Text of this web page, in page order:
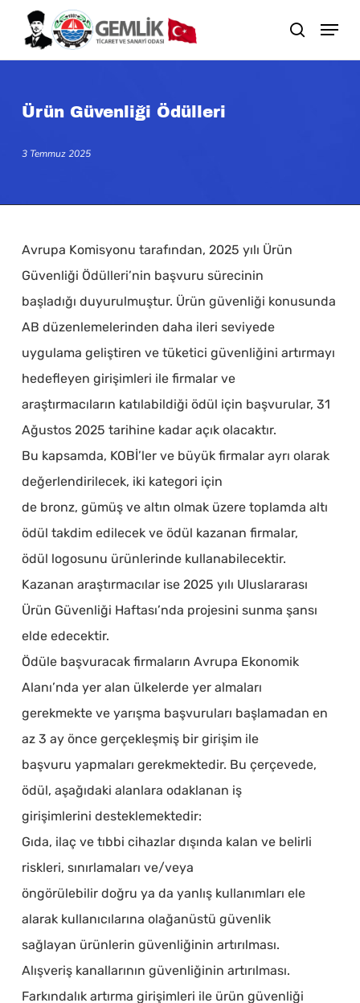
main
search
Ürün Güvenliği Ödülleri
3 Temmuz 2025
Avrupa Komisyonu tarafından, 2025 yılı Ürün
Güvenliği Ödülleri’nin başvuru sürecinin
başladığı duyurulmuştur. Ürün güvenliği konusunda
AB düzenlemelerinden daha ileri seviyede
uygulama geliştiren ve tüketici güvenliğini artırmayı
hedefleyen girişimleri ile firmalar ve
araştırmacıların katılabildiği ödül için başvurular, 31
Ağustos 2025 tarihine kadar açık olacaktır.
Bu kapsamda, KOBİ’ler ve büyük firmalar ayrı olarak
değerlendirilecek, iki kategori için
de bronz, gümüş ve altın olmak üzere toplamda altı
ödül takdim edilecek ve ödül kazanan firmalar,
ödül logosunu ürünlerinde kullanabilecektir.
Kazanan araştırmacılar ise 2025 yılı Uluslararası
Ürün Güvenliği Haftası’nda projesini sunma şansı
elde edecektir.
Ödüle başvuracak firmaların Avrupa Ekonomik
Alanı’nda yer alan ülkelerde yer almaları
gerekmekte ve yarışma başvuruları başlamadan en
az 3 ay önce gerçekleşmiş bir girişim ile
başvuru yapmaları gerekmektedir. Bu çerçevede,
ödül, aşağıdaki alanlara odaklanan iş
girişimlerini desteklemektedir:
Gıda, ilaç ve tıbbi cihazlar dışında kalan ve belirli
riskleri, sınırlamaları ve/veya
öngörülebilir doğru ya da yanlış kullanımları ele
alarak kullanıcılarına olağanüstü güvenlik
sağlayan ürünlerin güvenliğinin artırılması.
Alışveriş kanallarının güvenliğinin artırılması.
Farkındalık artırma girişimleri ile ürün güvenliği